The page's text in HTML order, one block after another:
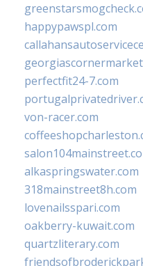
happypawspl.com
perfectfit24-7.com
von-racer.com
alkaspringswater.com
318mainstreet8h.com
lovenailsspari.com
oakberry-kuwait.com
quartzliterary.com